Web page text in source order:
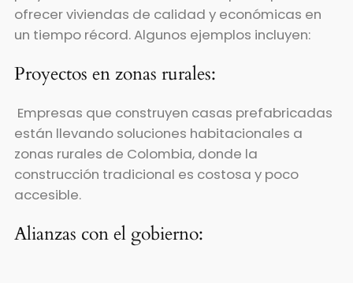
ofrecer viviendas de calidad y económicas en
un tiempo récord. Algunos ejemplos incluyen:
Proyectos en zonas rurales:
Empresas que construyen casas prefabricadas
están llevando soluciones habitacionales a
zonas rurales de Colombia, donde la
construcción tradicional es costosa y poco
accesible.
Alianzas con el gobierno: